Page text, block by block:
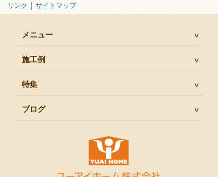
リンク サイトマップ
メニュー
施工例
特集
ブログ